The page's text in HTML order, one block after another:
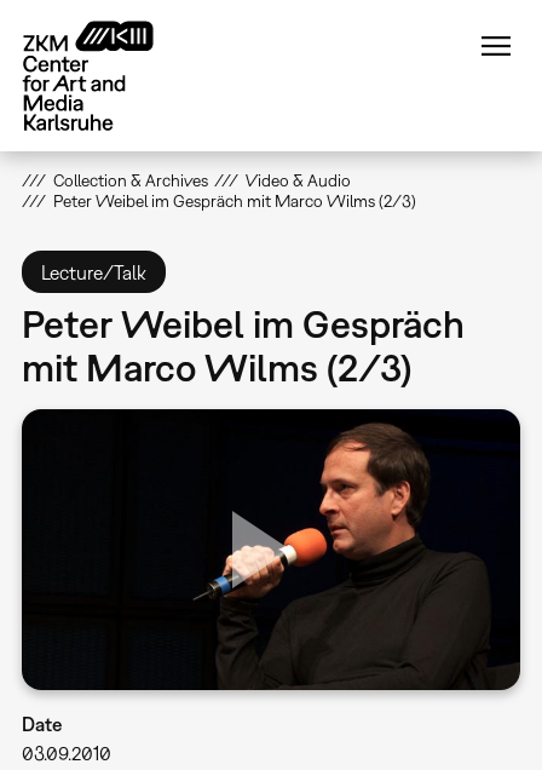
main
content
Collection & Archives
Video & Audio
Peter Weibel im Gespräch mit Marco Wilms (2/3)
Lecture/Talk
Peter Weibel im Gespräch
mit Marco Wilms (2/3)
Date
03.09.2010